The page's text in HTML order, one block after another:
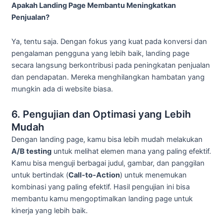
Apakah Landing Page Membantu Meningkatkan
Penjualan?
Ya, tentu saja. Dengan fokus yang kuat pada konversi dan
pengalaman pengguna yang lebih baik, landing page
secara langsung berkontribusi pada peningkatan penjualan
dan pendapatan. Mereka menghilangkan hambatan yang
mungkin ada di website biasa.
6. Pengujian dan Optimasi yang Lebih
Mudah
Dengan landing page, kamu bisa lebih mudah melakukan
A/B testinguntuk melihat elemen mana yang paling efektif.
Kamu bisa menguji berbagai judul, gambar, dan panggilan
untuk bertindak (Call-to-Action) untuk menemukan
kombinasi yang paling efektif. Hasil pengujian ini bisa
membantu kamu mengoptimalkan landing page untuk
kinerja yang lebih baik.